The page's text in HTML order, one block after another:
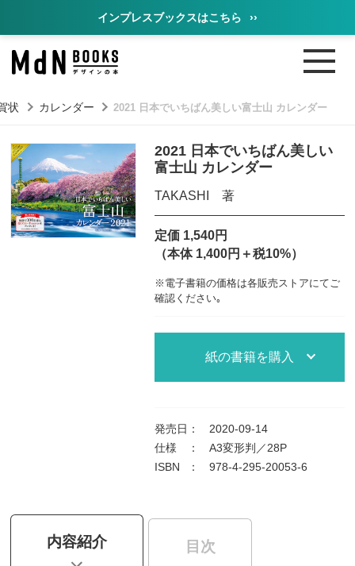
インプレスブックスはこちら ››
状 カレンダー 2021 日本でいちばん美しい富士山 カレンダー
2021 日本でいちばん美しい
富士山 カレンダー
TAKASHI 著
定価 1,540円
（本体 1,400円＋税10%）
※電子書籍の価格は各販売ストアにてご
確認ください｡
紙の書籍を購入
発売日 ：
2020-09-14
仕様
：
A3変形判／28P
ISBN
： 978-4-295-20053-6
内容紹介 目次